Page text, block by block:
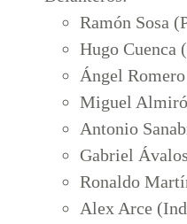
Ramón Sosa
Hugo Cuenca
Ángel
Miguel
Antonio
Gabriel
Ronaldo
Alex Arce